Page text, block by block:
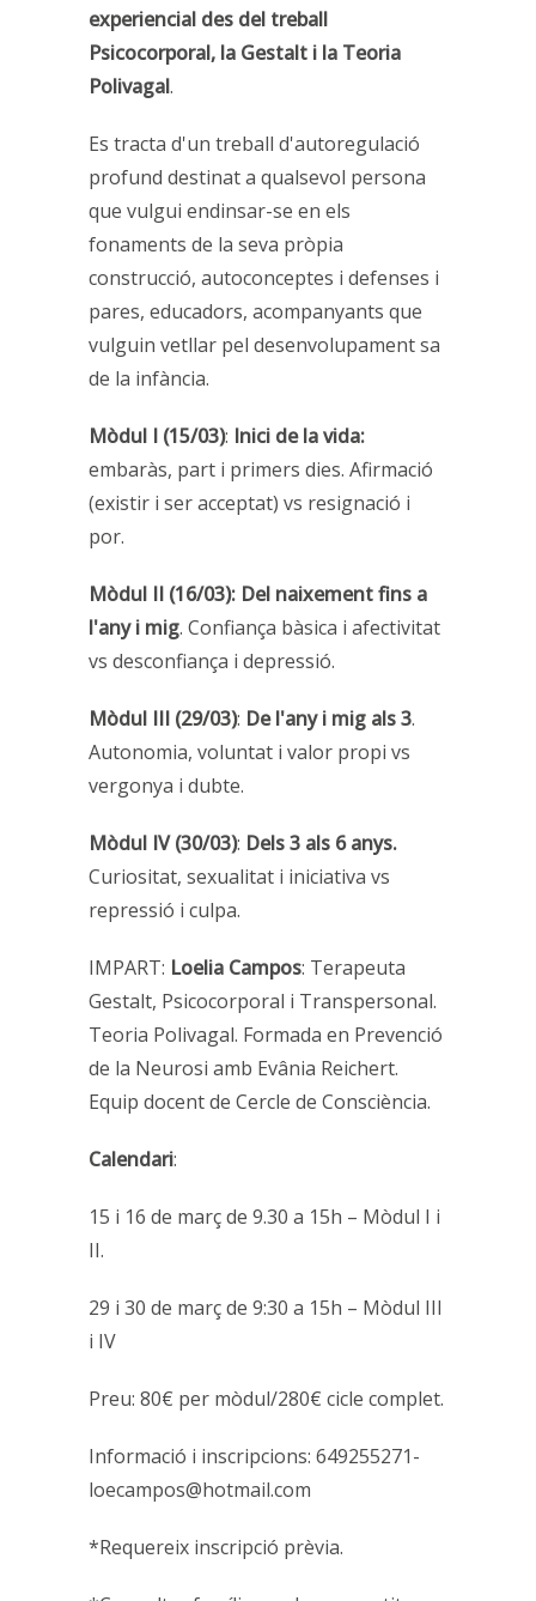
experiencial des del treball
Psicocorporal, la Gestalt i la Teoria
Polivagal.
Es tracta d'un treball d'autoregulació
profund destinat a qualsevol persona
que vulgui endinsar-se en els
fonaments de la seva pròpia
construcció, autoconceptes i defenses i
pares, educadors, acompanyants que
vulguin vetllar pel desenvolupament sa
de la infància.
Mòdul I (15/03): Inici de la vida:
embaràs, part i primers dies. Afirmació
(existir i ser acceptat) vs resignació i
por.
Mòdul II (16/03): Del naixement fins a
l'any i mig. Confiança bàsica i afectivitat
vs desconfiança i depressió.
Mòdul III (29/03): De l'any i mig als 3.
Autonomia, voluntat i valor propi vs
vergonya i dubte.
Mòdul IV (30/03): Dels 3 als 6 anys.
Curiositat, sexualitat i iniciativa vs
repressió i culpa.
IMPART: Loelia Campos: Terapeuta
Gestalt, Psicocorporal i Transpersonal.
Teoria Polivagal. Formada en Prevenció
de la Neurosi amb Evânia Reichert.
Equip docent de Cercle de Consciència.
Calendari:
15 i 16 de març de 9.30 a 15h – Mòdul I i
II.
29 i 30 de març de 9:30 a 15h – Mòdul III
i IV
Preu: 80€ per mòdul/280€ cicle complet.
Informació i inscripcions: 649255271-
loecampos@hotmail.com
*Requereix inscripció prèvia.